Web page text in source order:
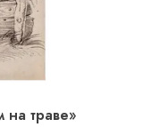
траве»